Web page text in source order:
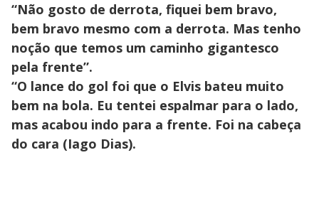
“Não gosto de derrota, fiquei bem bravo,
bem bravo mesmo com a derrota. Mas tenho
noção que temos um caminho gigantesco
pela frente”.
“O lance do gol foi que o Elvis bateu muito
bem na bola. Eu tentei espalmar para o lado,
mas acabou indo para a frente. Foi na cabeça
do cara (Iago Dias).